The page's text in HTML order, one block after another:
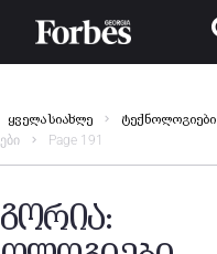
ყველა სიახლე ტექნოლოგიები
Page 191